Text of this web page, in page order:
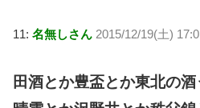
11: 名無しさん 2015/12/19(土)
田酒とか豊盃とか東北の